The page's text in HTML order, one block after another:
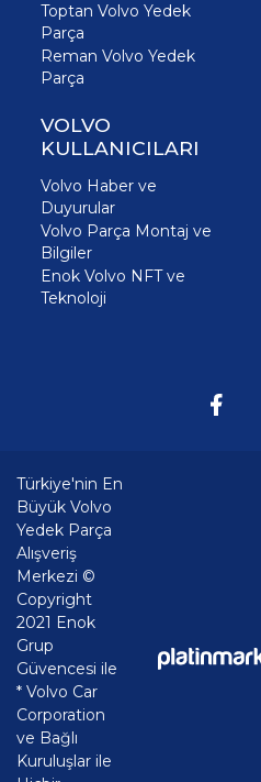
Toptan Volvo Yedek
Parça
Reman Volvo Yedek
Parça
VOLVO
KULLANICILARI
Volvo Haber ve
Duyurular
Volvo Parça Montaj ve
Bilgiler
Enok Volvo NFT ve
Teknoloji
Türkiye'nin En
Büyük Volvo
Yedek Parça
Alışveriş
Merkezi ©
Copyright
2021 Enok
Grup
Güvencesi ile
* Volvo Car
Corporation
ve Bağlı
Kuruluşlar ile